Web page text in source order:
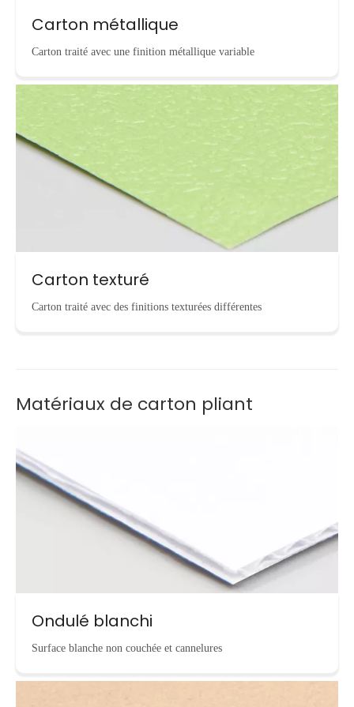
Carton métallique
Carton traité avec une finition métallique variable
Carton texturé
Carton traité avec des finitions texturées différentes
Matériaux de carton pliant
Ondulé blanchi
Surface blanche non couchée et cannelures